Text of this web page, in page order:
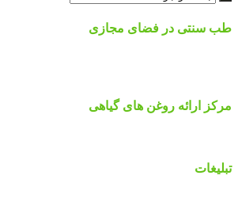
طب سنتی در فضای مجازی
مرکز ارائه روغن های گیاهی
تبلیغات